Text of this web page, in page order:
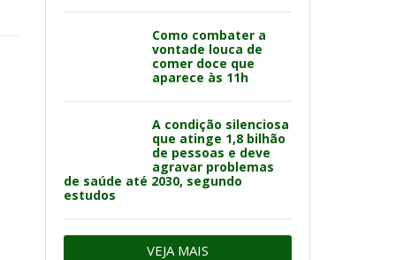
Como combater a
vontade louca de
comer doce que
aparece às 11h
A condição silenciosa
que atinge 1,8 bilhão
de pessoas e deve
agravar problemas
de saúde até 2030, segundo
estudos
VEJA MAIS